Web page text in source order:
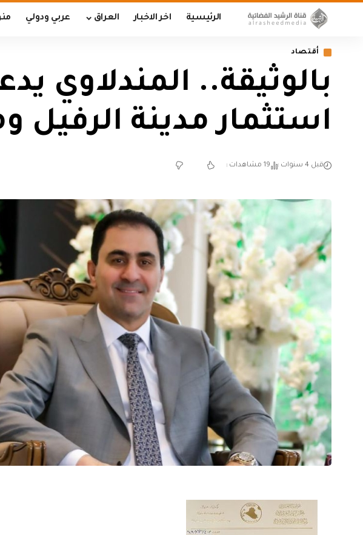
الرئيسية اخر الاخبار العراق عربي ودولي
أقتصاد
بالوثيقة.. المندلاوي
استثمار مدينة الرفيل
قبل 4 سنوات 19 مشاهدات